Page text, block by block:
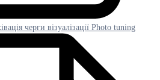
черги візуалізації Photo tuning